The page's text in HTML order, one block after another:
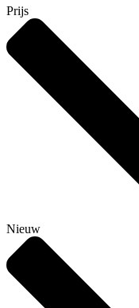
Prijs
Nieuw